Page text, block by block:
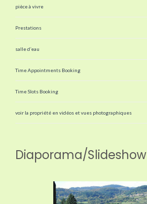
pièce à vivre
Prestations
salle d’eau
Time Appointments Booking
Time Slots Booking
voir la propriété en vidéos et vues photographiques
Diaporama/Slideshow